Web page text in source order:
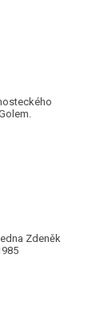
Zdeněk